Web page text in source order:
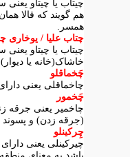
چیتاب یا چیتاو یعنی
هم گویند که قالا
همسر.
چتاب علیا / یوخاری
چیتاب یا چیتاو
خاشاک(خانه یا
چَخماقلو
چاخماقلی یعنی
چَخمور
چاخمیر یعنی جرقه
(جرقه زدن) و پسوند
چِرکینلو
چیرکینلی یعنی